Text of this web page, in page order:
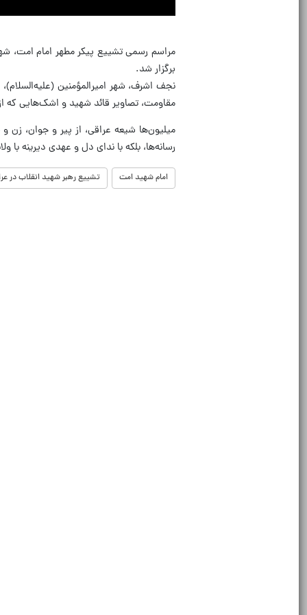
برگزار شد.
نجف اشرف، شهر امیرالمؤمنین
مقاومت، تصاویر قائد شهید و اشک‌هایی که
میلیون‌ها شیعه عراقی، از پیر و جوان، زن
رسانه‌ها، بلکه با ندای دل و عهدی دیرینه
امام شهید امت تشییع رهبر شهید انقلاب در